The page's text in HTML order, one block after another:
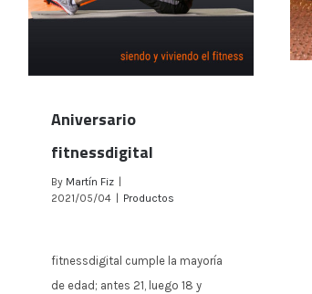
Aniversario fitnessdigital
Aniversario
fitnessdigital
By Martín Fiz
2021/05/04
Productos
fitnessdigital cumple la mayoría
de edad; antes 21, luego 18 y